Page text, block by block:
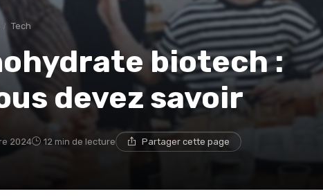
Tech
biotech :
devez savoir
2024 12 min de lecture Partager cette page